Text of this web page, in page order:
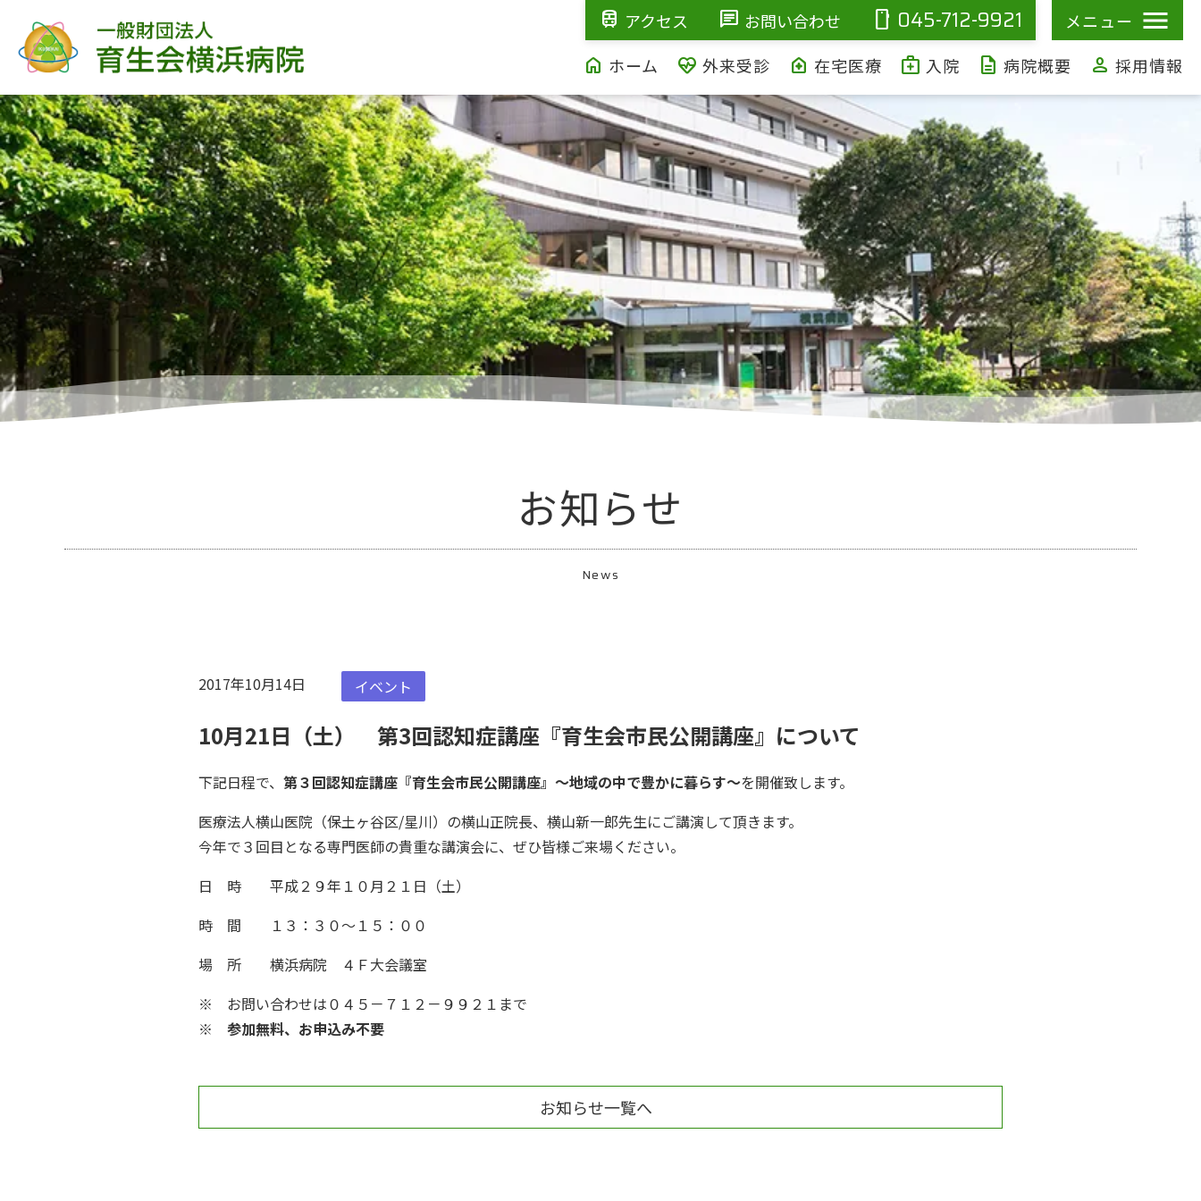
home ホーム ecg_heart 外来受診 home_health 在宅医療 medical_services 入院 description 病院概要 person 採用情報
お知らせ
News
2017年10月14日 イベント
10月21日（土） 第3回認知症講座『育生会市民公開講座』について
下記日程で、 第３回認知症講座『育生会市民公開講座』～地域の中で豊かに暮らす～を開催致します。
医療法人横山医院（保土ヶ谷区/星川）の横山正院長、横山新一郎先生にご講演して頂きます。
今年で３回目となる専門医師の貴重な講演会に、ぜひ皆様ご来場ください。
日 時 平成２９年１０月２１日（土）
時 間 １３：３０～１５：００
場 所 横浜病院 ４Ｆ大会議室
※ お問い合わせは０４５－７１２－９９２１まで
※ 参加無料、お申込み不要
お知らせ一覧へ
train アクセス chat お問い合わせ smartphone 045-712-9921 メニュー